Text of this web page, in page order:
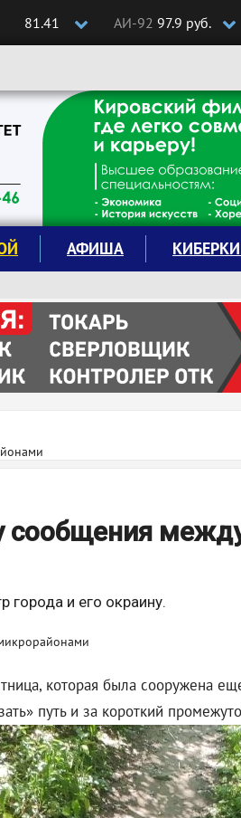
81.41 АИ-92 97.9 руб.
АФИША
сообщения
города и его окраину.
которая была сооружена
путь и за короткий